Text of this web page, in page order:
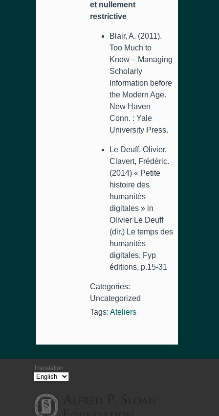
et nullement
restrictive
Blair, A. (2011).
Too Much to
Know – Managing
Scholarly
Information before
the Modern Age.
New Haven
Conn. : Yale
University Press.
Le Deuff, Olivier,
Clavert, Frédéric.
(2014) « Petite
histoire des
humanités
digitales » in
Olivier Le Deuff
(dir.) Le temps des
humanités
digitales, Fyp
éditions, p.15-31
Categories:
Uncategorized
Tags: Ateliers
Translation